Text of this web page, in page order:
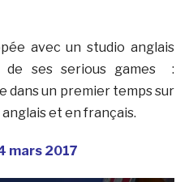
avec un studio anglais
de ses serious games :
dans un premier temps sur
et en français.
mars 2017